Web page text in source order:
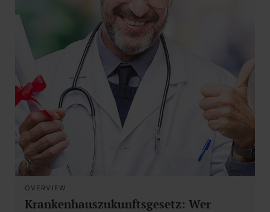
OVERVIEW
Krankenhauszukunftsgesetz: Wer